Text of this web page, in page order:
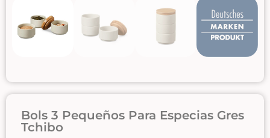
Bols 3 Pequeños Para Especias Gres
Tchibo